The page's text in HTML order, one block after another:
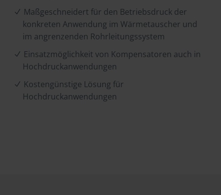
Maßgeschneidert für den Betriebsdruck der
konkreten Anwendung im Wärmetauscher und
im angrenzenden Rohrleitungssystem
Einsatzmöglichkeit von Kompensatoren auch in
Hochdruckanwendungen
Kostengünstige Lösung für
Hochdruckanwendungen